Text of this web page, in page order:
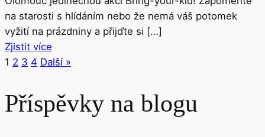
na starosti s hlídáním nebo že nemá váš potomek
vyžití na prázdniny a přijďte si […]
Zjistit více
1 2 3 4 Další »
Příspěvky na blogu